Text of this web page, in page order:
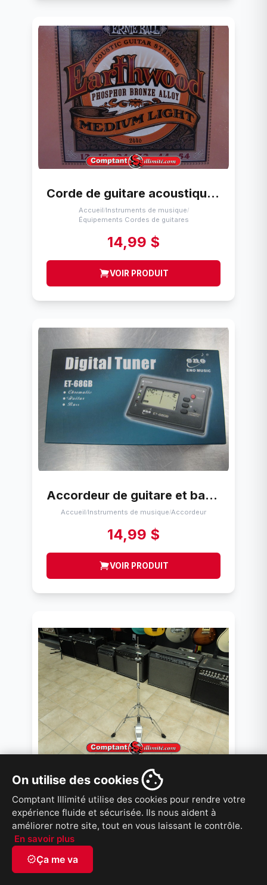
On utilise des cookies
Comptant Illimité utilise des cookies pour rendre votre
expérience fluide et sécurisée. Ils nous aident à
améliorer notre site, tout en vous laissant le contrôle.
En savoir plus
verifiedÇa me va
Corde de guitare acoustique (12-54) Ernie Ball Bronze / phosphoreux 12-54
Accueil/Instruments de musique/
Équipements Cordes de guitares
14,99 $
VOIR PRODUIT
Accordeur de guitare et bass Eno music et68gb
Accueil/Instruments de musique/Accordeur
14,99 $
VOIR PRODUIT
pied de hit hat viper Hs351
Accueil/Instruments de musique/
Percussions - pieds et pédales